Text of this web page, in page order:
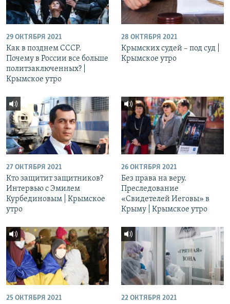
29 ОКТЯБРЯ 2021
Как в позднем СССР.
Почему в России все больше
политзаключенных? |
Крымское утро
28 ОКТЯБРЯ 2021
Крымских судей – под суд |
Крымское утро
27 ОКТЯБРЯ 2021
Кто защитит защитников?
Интервью с Эмилем
Курбединовым | Крымское
утро
26 ОКТЯБРЯ 2021
Без права на веру.
Преследование
«Свидетелей Иеговы» в
Крыму | Крымское утро
25 ОКТЯБРЯ 2021 22 ОКТЯБРЯ 2021